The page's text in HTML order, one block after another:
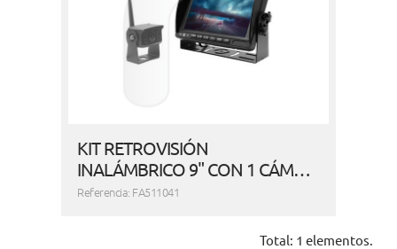
KIT RETROVISIÓN
INALÁMBRICO 9" CON 1 CÁM…
Referencia: FA511041
Total: 1 elementos.